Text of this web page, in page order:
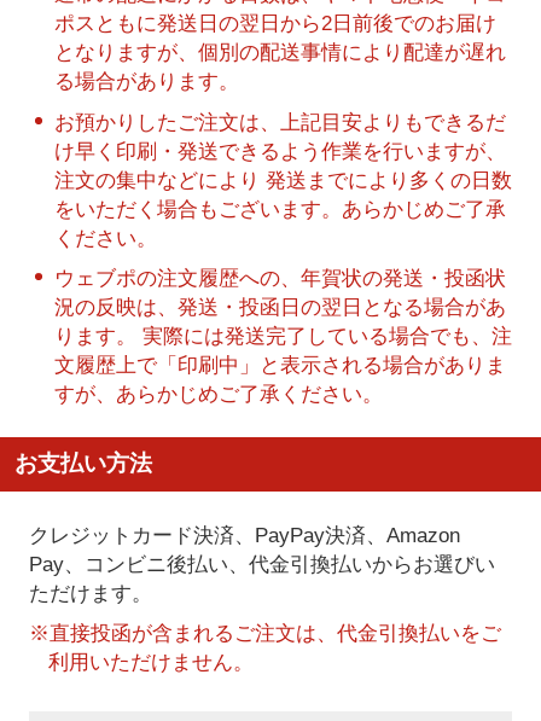
ポスともに発送日の翌日から2日前後でのお届け
となりますが、個別の配送事情により配達が遅れ
る場合があります。
お預かりしたご注文は、上記目安よりもできるだ
け早く印刷・発送できるよう作業を行いますが、
注文の集中などにより 発送までにより多くの日数
をいただく場合もございます。あらかじめご了承
ください。
ウェブポの注文履歴への、年賀状の発送・投函状
況の反映は、発送・投函日の翌日となる場合があ
ります。 実際には発送完了している場合でも、注
文履歴上で「印刷中」と表示される場合がありま
すが、あらかじめご了承ください。
お支払い方法
クレジットカード決済、PayPay決済、Amazon
Pay、コンビニ後払い、代金引換払いからお選びい
ただけます。
※直接投函が含まれるご注文は、代金引換払いをご
利用いただけません。